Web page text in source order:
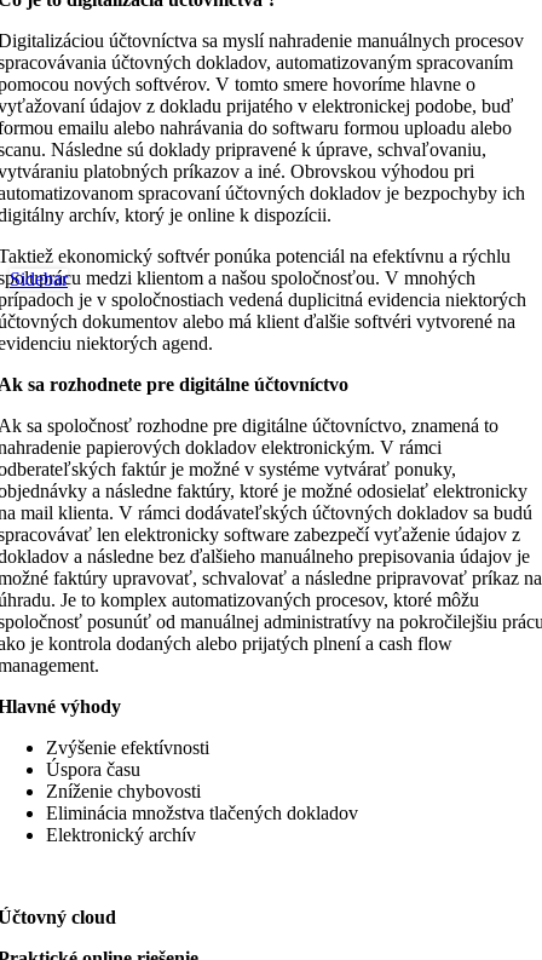
účtovníctva sa myslí nahradenie manuálnych procesov
účtovných dokladov, automatizovaným spracovaním
nových softvérov. V tomto smere hovoríme hlavne o
údajov z dokladu prijatého v elektronickej podobe, buď
emailu alebo nahrávania do softwaru formou uploadu alebo
Následne sú doklady pripravené k úprave, schvaľovaniu,
platobných príkazov a iné. Obrovskou výhodou pri
spracovaní účtovných dokladov je bezpochyby ich
archív, ktorý je online k dispozícii.
ekonomický softvér ponúka potenciál na efektívnu a rýchlu
medzi klientom a našou spoločnosťou. V mnohých
je v spoločnostiach vedená duplicitná evidencia niektorých
dokumentov alebo má klient ďalšie softvéri vytvorené na
niektorých agend.
sa rozhodnete pre digitálne účtovníctvo
sa spoločnosť rozhodne pre digitálne účtovníctvo, znamená to
papierových dokladov elektronickým. V rámci
faktúr je možné v systéme vytvárať ponuky,
a následne faktúry, ktoré je možné odosielať elektronicky
mail klienta. V rámci dodávateľských účtovných dokladov sa budú
len elektronicky software zabezpečí vyťaženie údajov z
a následne bez ďalšieho manuálneho prepisovania údajov je
faktúry upravovať, schvalovať a následne pripravovať príkaz na
Je to komplex automatizovaných procesov, ktoré môžu
posunúť od manuálnej administratívy na pokročilejšiu
je kontrola dodaných alebo prijatých plnení a cash flow
výhody
Zvýšenie efektívnosti
Úspora času
Zníženie chybovosti
Eliminácia množstva tlačených dokladov
Elektronický archív
cloud
Sidebar